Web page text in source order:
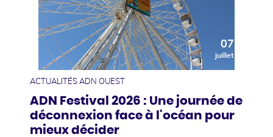
07
juillet
ACTUALITÉS ADN OUEST
ADN Festival 2026 : Une journée de
déconnexion face à l'océan pour
mieux décider